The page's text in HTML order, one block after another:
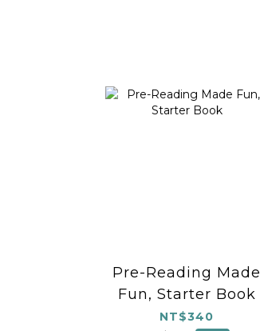
Pre-Reading Made
Fun, Starter Book
NT$340